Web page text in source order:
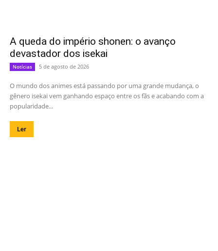
A queda do império shonen: o avanço
devastador dos isekai
Notícias 5 de agosto de 2026
O mundo dos animes está passando por uma grande mudança, o
gênero isekai vem ganhando espaço entre os fãs e acabando com a
popularidade...
Ler